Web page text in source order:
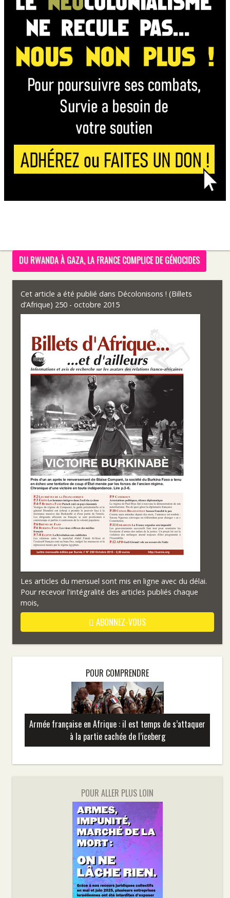
DU RWANDA À GAZA, LA FRANCE COMPLICE DE GÉNOCIDES
Cet article a été publié dans Décolonisons ! (Billets
d’Afrique) 250 - octobre 2015
Les articles du mensuel sont mis en ligne avec du délai.
Pour recevoir l'intégralité des articles publiés chaque
mois,
ABONNEZ-VOUS
POUR COMPRENDRE
Armée française en Afrique : il est temps de s’attaquer
à la partie cachée de l’iceberg
POUR ALLER PLUS LOIN